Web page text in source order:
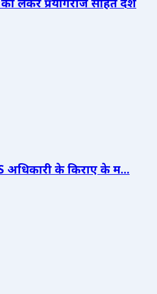
लेकर प्रयागराज सहित देश
अधिकारी के किराए के म...